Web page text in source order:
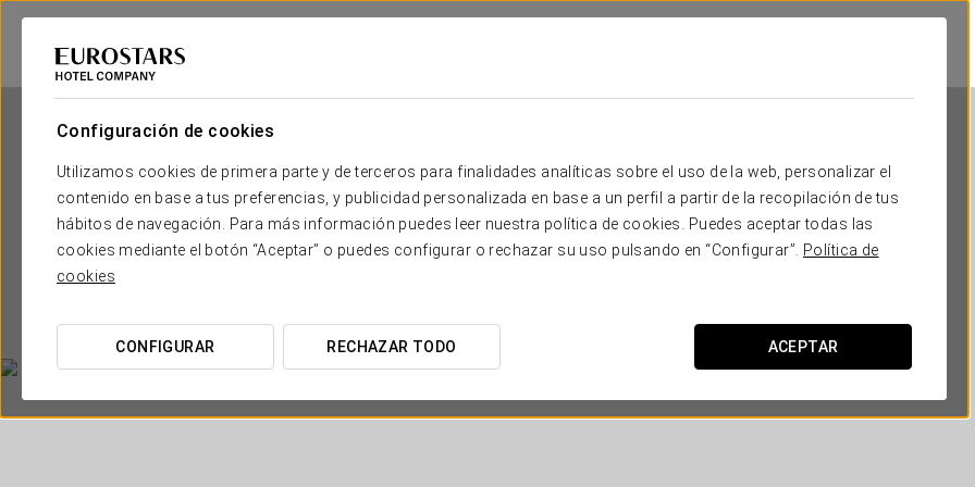
Configuración de cookies
Utilizamos cookies de primera parte y de terceros para finalidades analíticas sobre el uso de la web, personalizar el
contenido en base a tus preferencias, y publicidad personalizada en base a un perfil a partir de la recopilación de tus
hábitos de navegación. Para más información puedes leer nuestra política de cookies. Puedes aceptar todas las
cookies mediante el botón “Aceptar” o puedes configurar o rechazar su uso pulsando en “Configurar”.
Política de
cookies
CONFIGURAR RECHAZAR TODO ACEPTAR
MADRID